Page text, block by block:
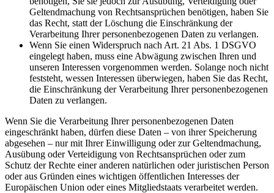
Geltendmachung von Rechtsansprüchen benötigen, haben Sie
das Recht, statt der Löschung die Einschränkung der
Verarbeitung Ihrer personenbezogenen Daten zu verlangen.
Wenn Sie einen Widerspruch nach Art. 21 Abs. 1 DSGVO
eingelegt haben, muss eine Abwägung zwischen Ihren und
unseren Interessen vorgenommen werden. Solange noch nicht
feststeht, wessen Interessen überwiegen, haben Sie das Recht,
die Einschränkung der Verarbeitung Ihrer personenbezogenen
Daten zu verlangen.
Wenn Sie die Verarbeitung Ihrer personenbezogenen Daten
eingeschränkt haben, dürfen diese Daten – von ihrer Speicherung
abgesehen – nur mit Ihrer Einwilligung oder zur Geltendmachung,
Ausübung oder Verteidigung von Rechtsansprüchen oder zum
Schutz der Rechte einer anderen natürlichen oder juristischen Person
oder aus Gründen eines wichtigen öffentlichen Interesses der
Europäischen Union oder eines Mitgliedstaats verarbeitet werden.